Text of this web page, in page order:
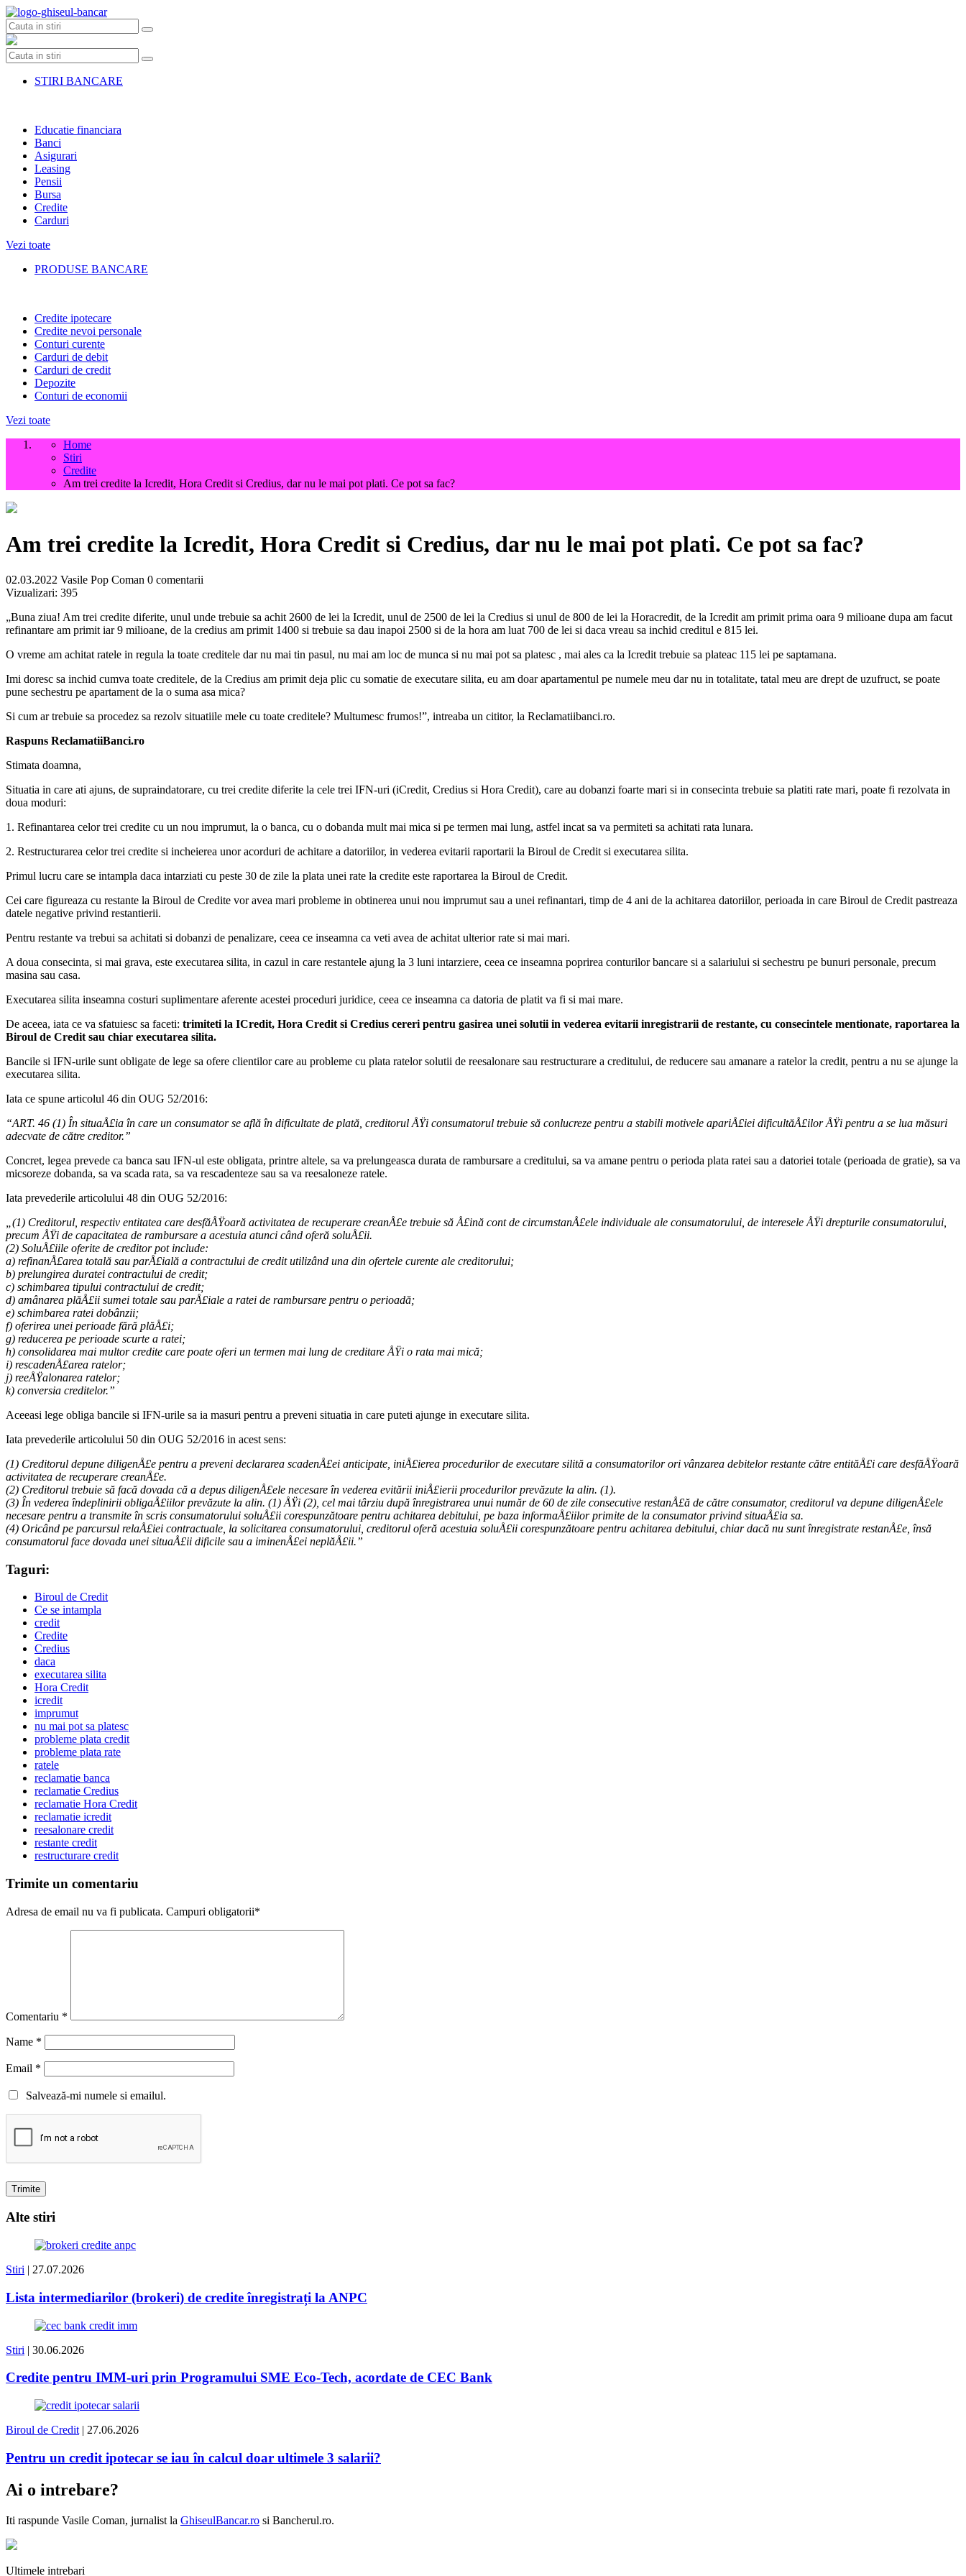
Skip
to
content
STIRI BANCARE
Educatie financiara
Banci
Asigurari
Leasing
Pensii
Bursa
Credite
Carduri
Vezi toate
PRODUSE BANCARE
Credite ipotecare
Credite nevoi personale
Conturi curente
Carduri de debit
Carduri de credit
Depozite
Conturi de economii
Vezi toate
Home
Stiri
Credite
Am trei credite la Icredit, Hora Credit si Credius, dar nu le mai pot plati. Ce pot sa fac?
Am trei credite la Icredit, Hora Credit si Credius, dar nu le mai pot plati. Ce pot sa fac?
02.03.2022 Vasile Pop Coman 0 comentarii
Vizualizari: 395
„Buna ziua! Am trei credite diferite, unul unde trebuie sa achit 2600 de lei la Icredit, unul de 2500 de lei la Credius si unul de 800 de lei la Horacredit, de la Icredit am primit prima oara 9 milioane dupa am facut
refinantare am primit iar 9 milioane, de la credius am primit 1400 si trebuie sa dau inapoi 2500 si de la hora am luat 700 de lei si daca vreau sa inchid creditul e 815 lei.
O vreme am achitat ratele in regula la toate creditele dar nu mai tin pasul, nu mai am loc de munca si nu mai pot sa platesc , mai ales ca la Icredit trebuie sa plateac 115 lei pe saptamana.
Imi doresc sa inchid cumva toate creditele, de la Credius am primit deja plic cu somatie de executare silita, eu am doar apartamentul pe numele meu dar nu in totalitate, tatal meu are drept de uzufruct, se poate
pune sechestru pe apartament de la o suma asa mica?
Si cum ar trebuie sa procedez sa rezolv situatiile mele cu toate creditele? Multumesc frumos!”, intreaba un cititor, la Reclamatiibanci.ro.
Raspuns ReclamatiiBanci.ro
Stimata doamna,
Situatia in care ati ajuns, de supraindatorare, cu trei credite diferite la cele trei IFN-uri (iCredit, Credius si Hora Credit), care au dobanzi foarte mari si in consecinta trebuie sa platiti rate mari, poate fi rezolvata in
doua moduri:
1. Refinantarea celor trei credite cu un nou imprumut, la o banca, cu o dobanda mult mai mica si pe termen mai lung, astfel incat sa va permiteti sa achitati rata lunara.
2. Restructurarea celor trei credite si incheierea unor acorduri de achitare a datoriilor, in vederea evitarii raportarii la Biroul de Credit si executarea silita.
Primul lucru care se intampla daca intarziati cu peste 30 de zile la plata unei rate la credite este raportarea la Biroul de Credit.
Cei care figureaza cu restante la Biroul de Credite vor avea mari probleme in obtinerea unui nou imprumut sau a unei refinantari, timp de 4 ani de la achitarea datoriilor, perioada in care Biroul de Credit pastreaza
datele negative privind restantierii.
Pentru restante va trebui sa achitati si dobanzi de penalizare, ceea ce inseamna ca veti avea de achitat ulterior rate si mai mari.
A doua consecinta, si mai grava, este executarea silita, in cazul in care restantele ajung la 3 luni intarziere, ceea ce inseamna poprirea conturilor bancare si a salariului si sechestru pe bunuri personale, precum
masina sau casa.
Executarea silita inseamna costuri suplimentare aferente acestei proceduri juridice, ceea ce inseamna ca datoria de platit va fi si mai mare.
De aceea, iata ce va sfatuiesc sa faceti: trimiteti la ICredit, Hora Credit si Credius cereri pentru gasirea unei solutii in vederea evitarii inregistrarii de restante, cu consecintele mentionate, raportarea la
Biroul de Credit sau chiar executarea silita.
Bancile si IFN-urile sunt obligate de lege sa ofere clientilor care au probleme cu plata ratelor solutii de reesalonare sau restructurare a creditului, de reducere sau amanare a ratelor la credit, pentru a nu se ajunge la
executarea silita.
Iata ce spune articolul 46 din OUG 52/2016:
“ART. 46 (1) În situaÅ£ia în care un consumator se află în dificultate de plată, creditorul ÅŸi consumatorul trebuie să conlucreze pentru a stabili motivele apariÅ£iei dificultăÅ£ilor ÅŸi pentru a se lua măsuri
adecvate de către creditor.”
Concret, legea prevede ca banca sau IFN-ul este obligata, printre altele, sa va prelungeasca durata de rambursare a creditului, sa va amane pentru o perioda plata ratei sau a datoriei totale (perioada de gratie), sa va
micsoreze dobanda, sa va scada rata, sa va rescadenteze sau sa va reesaloneze ratele.
Iata prevederile articolului 48 din OUG 52/2016:
„(1) Creditorul, respectiv entitatea care desfăÅŸoară activitatea de recuperare creanÅ£e trebuie să Å£ină cont de circumstanÅ£ele individuale ale consumatorului, de interesele ÅŸi drepturile consumatorului,
precum ÅŸi de capacitatea de rambursare a acestuia atunci când oferă soluÅ£ii.
(2) SoluÅ£iile oferite de creditor pot include:
a) refinanÅ£area totală sau parÅ£ială a contractului de credit utilizând una din ofertele curente ale creditorului;
b) prelungirea duratei contractului de credit;
c) schimbarea tipului contractului de credit;
d) amânarea plăÅ£ii sumei totale sau parÅ£iale a ratei de rambursare pentru o perioadă;
e) schimbarea ratei dobânzii;
f) oferirea unei perioade fără plăÅ£i;
g) reducerea pe perioade scurte a ratei;
h) consolidarea mai multor credite care poate oferi un termen mai lung de creditare ÅŸi o rata mai mică;
i) rescadenÅ£area ratelor;
j) reeÅŸalonarea ratelor;
k) conversia creditelor.”
Aceeasi lege obliga bancile si IFN-urile sa ia masuri pentru a preveni situatia in care puteti ajunge in executare silita.
Iata prevederile articolului 50 din OUG 52/2016 in acest sens:
(1) Creditorul depune diligenÅ£e pentru a preveni declararea scadenÅ£ei anticipate, iniÅ£ierea procedurilor de executare silită a consumatorilor ori vânzarea debitelor restante către entităÅ£i care desfăÅŸoară
activitatea de recuperare creanÅ£e.
(2) Creditorul trebuie să facă dovada că a depus diligenÅ£ele necesare în vederea evitării iniÅ£ierii procedurilor prevăzute la alin. (1).
(3) În vederea îndeplinirii obligaÅ£iilor prevăzute la alin. (1) ÅŸi (2), cel mai târziu după înregistrarea unui număr de 60 de zile consecutive restanÅ£ă de către consumator, creditorul va depune diligenÅ£ele
necesare pentru a transmite în scris consumatorului soluÅ£ii corespunzătoare pentru achitarea debitului, pe baza informaÅ£iilor primite de la consumator privind situaÅ£ia sa.
(4) Oricând pe parcursul relaÅ£iei contractuale, la solicitarea consumatorului, creditorul oferă acestuia soluÅ£ii corespunzătoare pentru achitarea debitului, chiar dacă nu sunt înregistrate restanÅ£e, însă
consumatorul face dovada unei situaÅ£ii dificile sau a iminenÅ£ei neplăÅ£ii.”
Taguri:
Biroul de Credit
Ce se intampla
credit
Credite
Credius
daca
executarea silita
Hora Credit
icredit
imprumut
nu mai pot sa platesc
probleme plata credit
probleme plata rate
ratele
reclamatie banca
reclamatie Credius
reclamatie Hora Credit
reclamatie icredit
reesalonare credit
restante credit
restructurare credit
Trimite un comentariu
Adresa de email nu va fi publicata. Campuri obligatorii*
Comentariu *
Name *
Email *
Salvează-mi numele si emailul.
Alte stiri
Stiri | 27.07.2026
Lista intermediarilor (brokeri) de credite înregistrați la ANPC
Stiri | 30.06.2026
Credite pentru IMM-uri prin Programului SME Eco-Tech, acordate de CEC Bank
Biroul de Credit | 27.06.2026
Pentru un credit ipotecar se iau în calcul doar ultimele 3 salarii?
Ai o intrebare?
Iti raspunde Vasile Coman, jurnalist la GhiseulBancar.ro si Bancherul.ro.
Ultimele intrebari